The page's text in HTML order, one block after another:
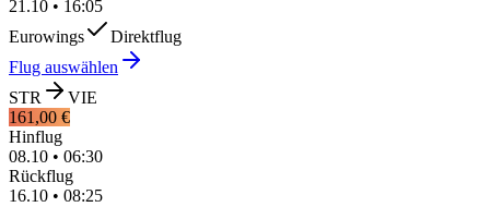
21.10 • 16:05
Eurowings
Direktflug
Flug auswählen
STR
VIE
161,00 €
Hinflug
08.10 • 06:30
Rückflug
16.10 • 08:25